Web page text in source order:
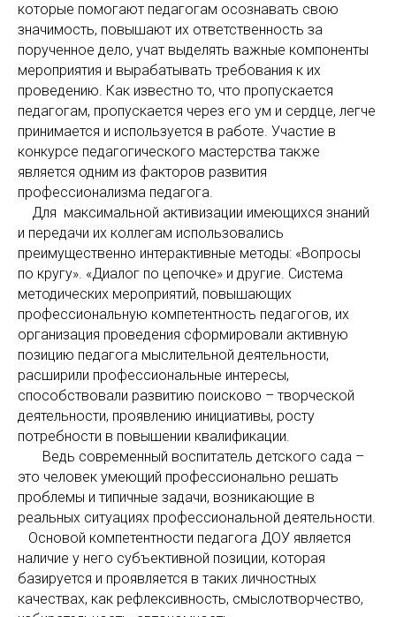
которые помогают педагогам осознавать свою
значимость, повышают их ответственность за
порученное дело, учат выделять важные компоненты
мероприятия и вырабатывать требования к их
проведению. Как известно то, что пропускается
педагогам, пропускается через его ум и сердце, легче
принимается и используется в работе. Участие в
конкурсе педагогического мастерства также
является одним из факторов развития
профессионализма педагога.
Для максимальной активизации имеющихся знаний
и передачи их коллегам использовались
преимущественно интерактивные методы: «Вопросы
по кругу». «Диалог по цепочке» и другие. Система
методических мероприятий, повышающих
профессиональную компетентность педагогов, их
организация проведения сформировали активную
позицию педагога мыслительной деятельности,
расширили профессиональные интересы,
способствовали развитию поисково – творческой
деятельности, проявлению инициативы, росту
потребности в повышении квалификации.
Ведь современный воспитатель детского сада –
это человек умеющий профессионально решать
проблемы и типичные задачи, возникающие в
реальных ситуациях профессиональной деятельности.
Основой компетентности педагога ДОУ является
наличие у него субъективной позиции, которая
базируется и проявляется в таких личностных
качествах, как рефлексивность, смыслотворчество,